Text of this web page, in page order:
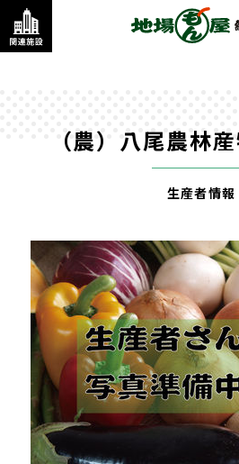
（農）八尾農林
生産者情報